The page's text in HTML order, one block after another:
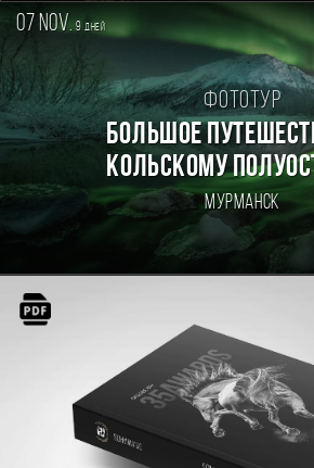
07 nov. 9дней
Фототур
БОЛЬШОЕ
КОЛЬСКОМУ
Мурманск